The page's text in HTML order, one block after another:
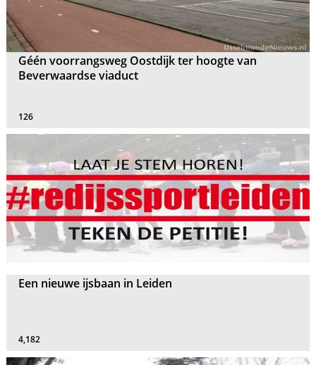
Géén voorrangsweg Oostdijk ter hoogte van
Beverwaardse viaduct
126
Een nieuwe ijsbaan in Leiden
4,182